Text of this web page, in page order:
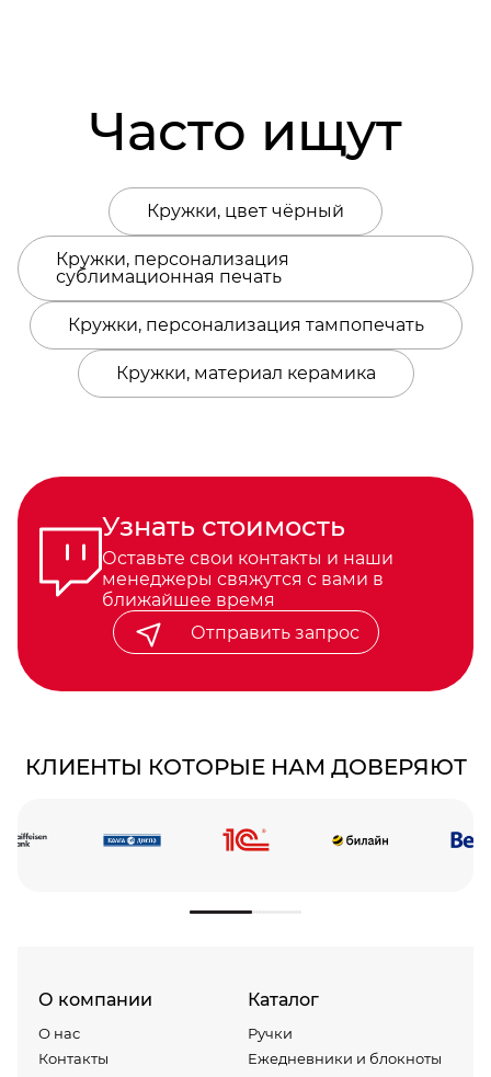
Часто ищут
Кружки, цвет чёрный
Кружки, персонализация
сублимационная печать
Кружки, персонализация тампопечать
Кружки, материал керамика
Узнать стоимость
Оставьте свои контакты и наши
менеджеры свяжутся с вами в
ближайшее время
Отправить запрос
КЛИЕНТЫ КОТОРЫЕ НАМ ДОВЕРЯЮТ
О компании
О нас
Контакты
Каталог
Ручки
Ежедневники и блокноты